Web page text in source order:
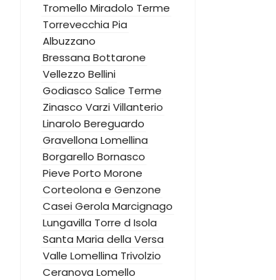
Tromello Miradolo Terme
Torrevecchia Pia
Albuzzano
Bressana Bottarone
Vellezzo Bellini
Godiasco Salice Terme
Zinasco VarziVillanterio
Linarolo Bereguardo
Gravellona Lomellina
Borgarello Bornasco
Pieve Porto Morone
Corteolona e Genzone
Casei Gerola Marcignago
Lungavilla Torre d Isola
Santa Maria della Versa
Valle Lomellina Trivolzio
Ceranova Lomello